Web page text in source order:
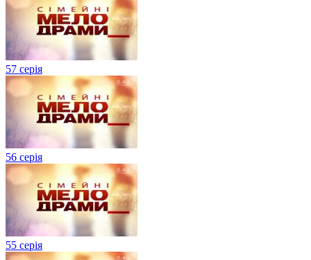
57 серія
56 серія
55 серія